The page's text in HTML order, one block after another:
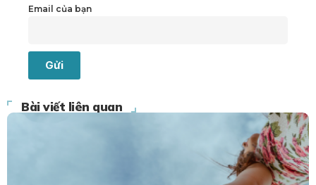
Email của bạn
Gửi
Bài viết liên quan